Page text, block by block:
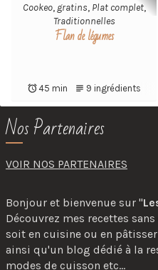
Cookeo, gratins, Plat complet,
Traditionnelles
Flan de légumes
45 min 9 ingrédients
Nos Partenaires
VOIR NOS PARTENAIRES
Bonjour et bienvenue sur "
Découvrez mes recettes
soit en cuisine ou en
ainsi qu'un blog dédié à la
modes de cuisson etc...